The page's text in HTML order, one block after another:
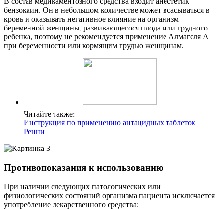
бензокаин. Он в небольшом количестве может всасываться в
кровь и оказывать негативное влияние на организм
беременной женщины, развивающегося плода или грудного
ребенка, поэтому не рекомендуется применение Алмагеля А
при беременности или кормящим грудью женщинам.
Читайте также:
Инструкция по применению антацидных таблеток
Ренни
Противопоказания к использованию
При наличии следующих патологических или
физиологических состояний организма пациента исключается
употребление лекарственного средства: